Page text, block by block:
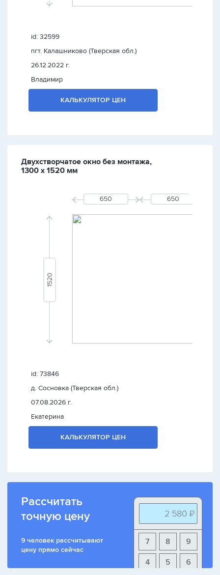
id: 32599
пгт. Калашниково (Тверская обл.)
26.12.2022 г.
Владимир
КАЛЬКУЛЯТОР ЦЕН
Двухстворчатое окно без монтажа,
1300 х 1520 мм
id: 73846
д. Сосновка (Тверская обл.)
07.08.2026 г.
Екатерина
КАЛЬКУЛЯТОР ЦЕН
Рассчитать
точную цену
9 человек рассчитывают
цену прямо сейчас
2 580 ₽
9
8
7
6
5
4